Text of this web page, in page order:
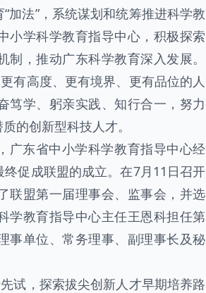
加法”，系统谋划和统筹推进科学教
小学科学教育指导中心，积极探索
，推动广东科学教育深入发展。
有高度、更有境界、更有品位的人
笃学、躬亲实践、知行合一，努力
的创新型科技人才。
广东省中小学科学教育指导中心经
促成联盟的成立。在7月11日召开
联盟第一届理事会、监事会，并选
学教育指导中心主任王恩科担任第
事单位、常务理事、副理事长及秘
试，探索拔尖创新人才早期培养路